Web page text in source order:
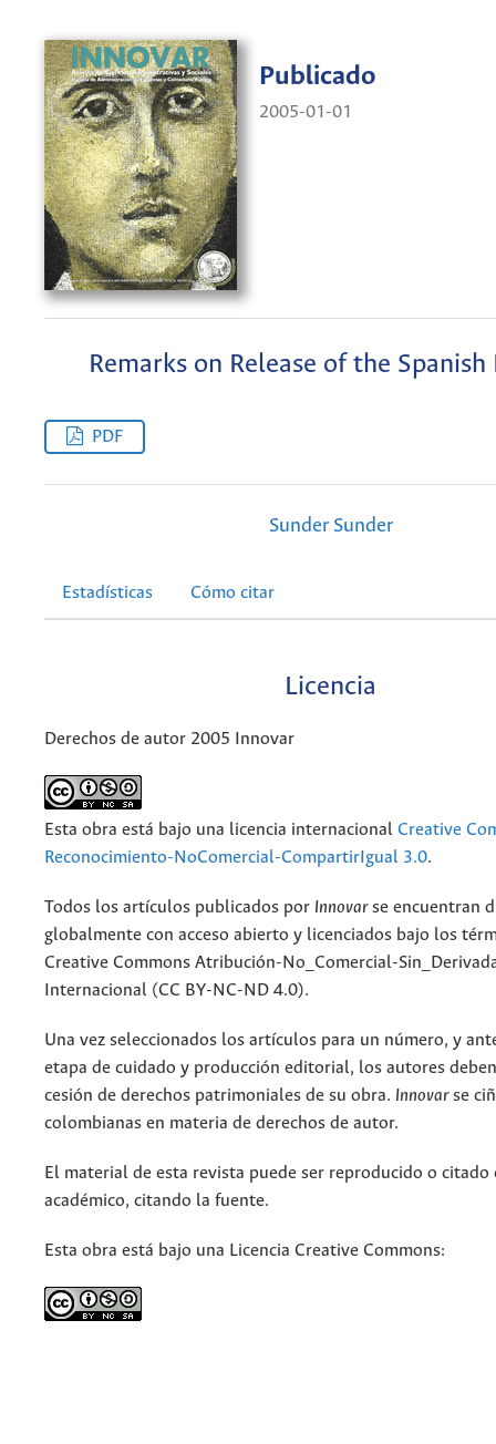
Publicado
2005-01-01
Remarks on Release of the
PDF
Sunder Sunder
Estadísticas Cómo citar
Licencia
Derechos de autor 2005 Innovar
Esta obra está bajo una licencia internacional Creative
Reconocimiento-NoComercial-CompartirIgual 3.0.
Todos los artículos publicados por Innovarse encuentran
globalmente con acceso abierto y licenciados bajo los
Creative Commons Atribución-No_Comercial-
Internacional (CC BY-NC-ND 4.0).
Una vez seleccionados los artículos para un número, y
etapa de cuidado y producción editorial, los autores
cesión de derechos patrimoniales de su obra. Innovarse
colombianas en materia de derechos de autor.
El material de esta revista puede ser reproducido o citado
académico, citando la fuente.
Esta obra está bajo una Licencia Creative Commons: